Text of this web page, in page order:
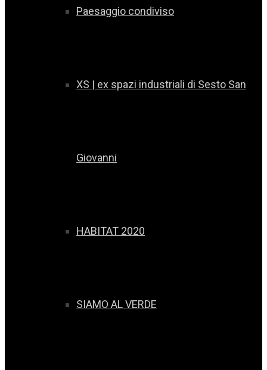
Paesaggio condiviso
XS | ex spazi industriali di Sesto San
Giovanni
HABITAT 2020
SIAMO AL VERDE